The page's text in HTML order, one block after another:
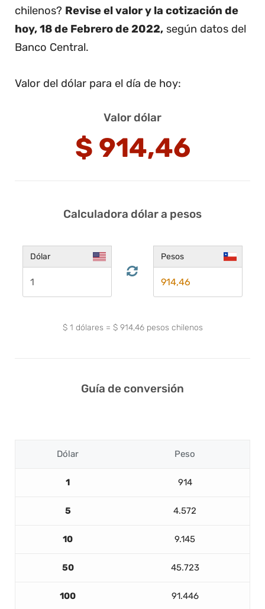
chilenos? Revise el valor y la cotización de
hoy, 18 de Febrero de 2022, según datos del
Banco Central.
Valor del dólar para el día de hoy:
Valor dólar
$ 914,46
Calculadora dólar a pesos
Dólar Pesos
$ 1 dólares = $ 914,46pesos chilenos
Guía de conversión
Dólar Peso
1 914
5 4.572
10 9.145
50 45.723
100 91.446